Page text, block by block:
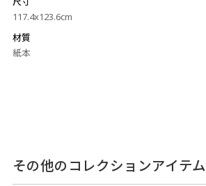
117.4x123.6cm
材質
紙本
その他のコレクションアイテム